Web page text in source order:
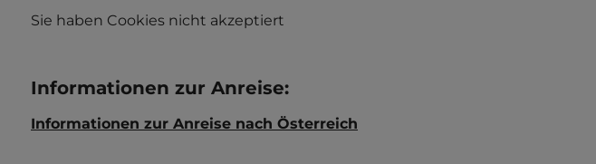
Sie haben Cookies nicht akzeptiert
Informationen zur Anreise:
Informationen zur Anreise nach Österreich